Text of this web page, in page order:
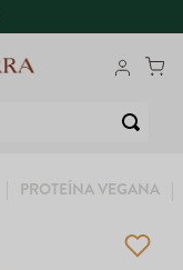
PROTEÍNA VEGANA